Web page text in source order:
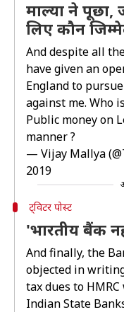
माल्या ने
लिए कौन
And despite all
have given an
England to
against me. Who
Public money on
manner ?
— Vijay Mallya
2019
ट्विटर पोस्ट
'भारतीय बैंक
And finally, the
objected in
tax dues to
Indian State